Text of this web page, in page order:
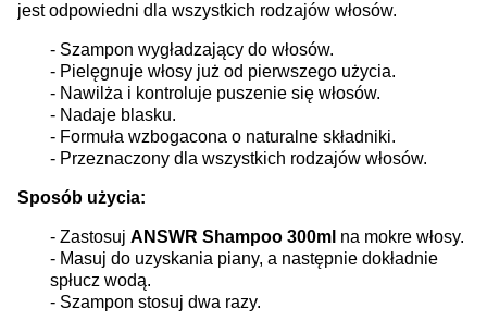
jest odpowiedni dla wszystkich rodzajów włosów.
- Szampon wygładzający do włosów.
- Pielęgnuje włosy już od pierwszego użycia.
- Nawilża i kontroluje puszenie się włosów.
- Nadaje blasku.
- Formuła wzbogacona o naturalne składniki.
- Przeznaczony dla wszystkich rodzajów włosów.
Sposób użycia:
- Zastosuj ANSWR Shampoo 300ml na mokre włosy.
- Masuj do uzyskania piany, a następnie dokładnie
spłucz wodą.
- Szampon stosuj dwa razy.